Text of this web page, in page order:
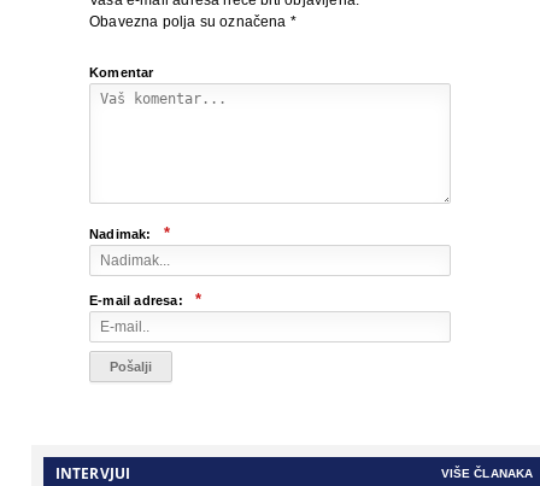
Obavezna polja su označena *
Komentar
Nadimak: *
E-mail adresa: *
INTERVJUI VIŠE ČLANAKA